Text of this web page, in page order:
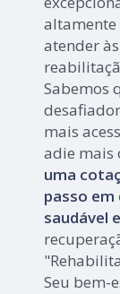
atender
Sabemos
mais
adie mais
uma
passo em
saudável
Seu bem-